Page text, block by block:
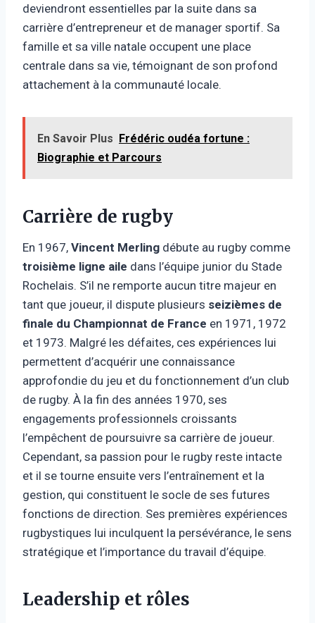
deviendront essentielles par la suite dans sa
carrière d’entrepreneur et de manager sportif. Sa
famille et sa ville natale occupent une place
centrale dans sa vie, témoignant de son profond
attachement à la communauté locale.
En Savoir Plus Frédéric oudéa fortune :
Biographie et Parcours
Carrière de rugby
En 1967, Vincent Merling débute au rugby comme
troisième ligne aile dans l’équipe junior du Stade
Rochelais. S’il ne remporte aucun titre majeur en
tant que joueur, il dispute plusieurs seizièmes de
finale du Championnat de France en 1971, 1972
et 1973. Malgré les défaites, ces expériences lui
permettent d’acquérir une connaissance
approfondie du jeu et du fonctionnement d’un club
de rugby. À la fin des années 1970, ses
engagements professionnels croissants
l’empêchent de poursuivre sa carrière de joueur.
Cependant, sa passion pour le rugby reste intacte
et il se tourne ensuite vers l’entraînement et la
gestion, qui constituent le socle de ses futures
fonctions de direction. Ses premières expériences
rugbystiques lui inculquent la persévérance, le sens
stratégique et l’importance du travail d’équipe.
Leadership et rôles